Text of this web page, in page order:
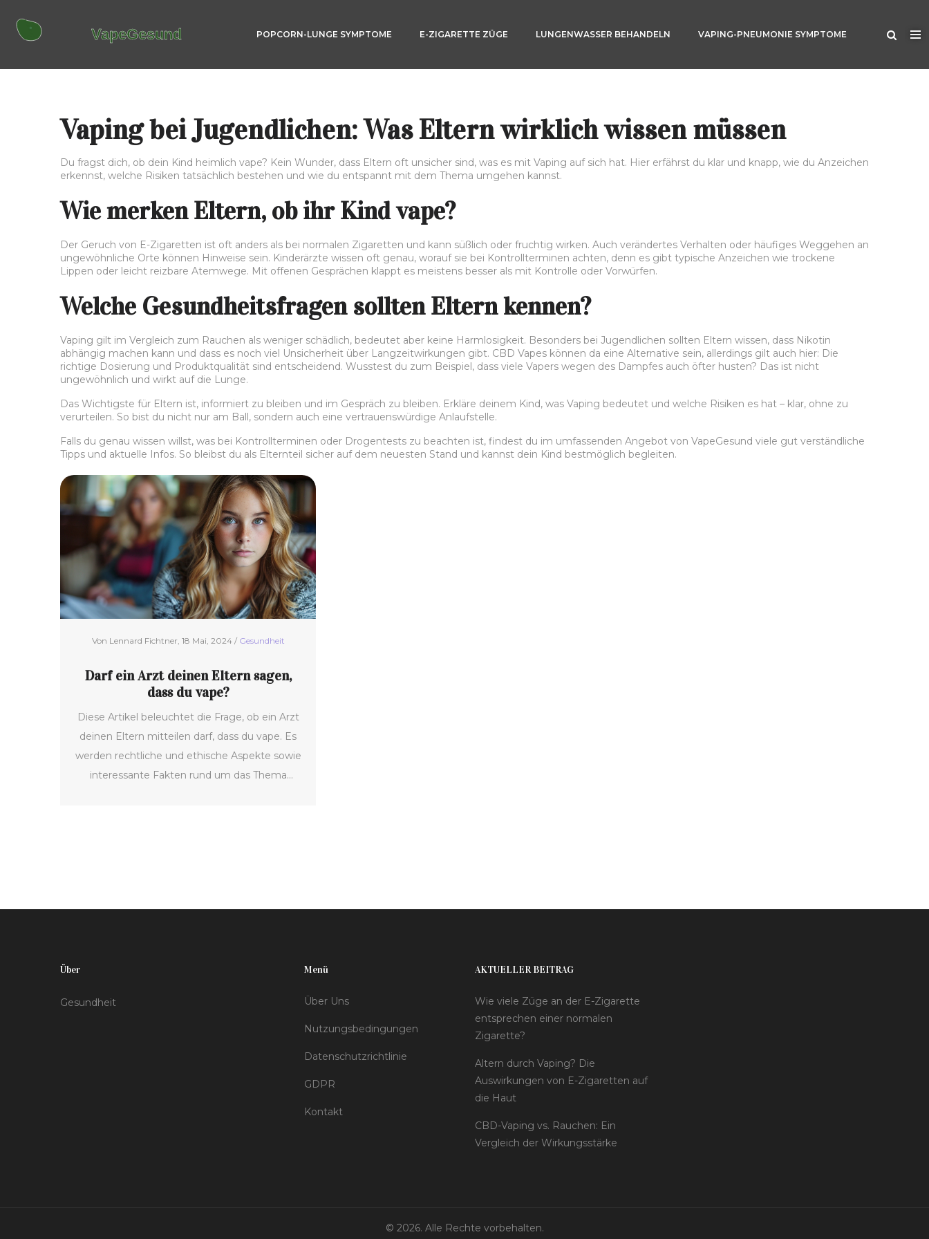
POPCORN-LUNGE SYMPTOME E-ZIGARETTE ZÜGE LUNGENWASSER BEHANDELN VAPING-PNEUMONIE SYMPTOME
Vaping bei Jugendlichen: Was Eltern wirklich wissen müssen
Du fragst dich, ob dein Kind heimlich vape? Kein Wunder, dass Eltern oft unsicher sind, was es mit Vaping auf sich hat. Hier erfährst du klar und knapp, wie du Anzeichen
erkennst, welche Risiken tatsächlich bestehen und wie du entspannt mit dem Thema umgehen kannst.
Wie merken Eltern, ob ihr Kind vape?
Der Geruch von E-Zigaretten ist oft anders als bei normalen Zigaretten und kann süßlich oder fruchtig wirken. Auch verändertes Verhalten oder häufiges Weggehen an
ungewöhnliche Orte können Hinweise sein. Kinderärzte wissen oft genau, worauf sie bei Kontrollterminen achten, denn es gibt typische Anzeichen wie trockene
Lippen oder leicht reizbare Atemwege. Mit offenen Gesprächen klappt es meistens besser als mit Kontrolle oder Vorwürfen.
Welche Gesundheitsfragen sollten Eltern kennen?
Vaping gilt im Vergleich zum Rauchen als weniger schädlich, bedeutet aber keine Harmlosigkeit. Besonders bei Jugendlichen sollten Eltern wissen, dass Nikotin
abhängig machen kann und dass es noch viel Unsicherheit über Langzeitwirkungen gibt. CBD Vapes können da eine Alternative sein, allerdings gilt auch hier: Die
richtige Dosierung und Produktqualität sind entscheidend. Wusstest du zum Beispiel, dass viele Vapers wegen des Dampfes auch öfter husten? Das ist nicht
ungewöhnlich und wirkt auf die Lunge.
Das Wichtigste für Eltern ist, informiert zu bleiben und im Gespräch zu bleiben. Erkläre deinem Kind, was Vaping bedeutet und welche Risiken es hat – klar, ohne zu
verurteilen. So bist du nicht nur am Ball, sondern auch eine vertrauenswürdige Anlaufstelle.
Falls du genau wissen willst, was bei Kontrollterminen oder Drogentests zu beachten ist, findest du im umfassenden Angebot von VapeGesund viele gut verständliche
Tipps und aktuelle Infos. So bleibst du als Elternteil sicher auf dem neuesten Stand und kannst dein Kind bestmöglich begleiten.
Von Lennard Fichtner, 18 Mai, 2024 / Gesundheit
Darf ein Arzt deinen Eltern sagen,
dass du vape?
Diese Artikel beleuchtet die Frage, ob ein Arzt
deinen Eltern mitteilen darf, dass du vape. Es
werden rechtliche und ethische Aspekte sowie
interessante Fakten rund um das Thema
Über
Gesundheit
Menü
Über Uns
Nutzungsbedingungen
Datenschutzrichtlinie
GDPR
Kontakt
AKTUELLER BEITRAG
Wie viele Züge an der E-Zigarette
entsprechen einer normalen
Zigarette?
Altern durch Vaping? Die
Auswirkungen von E-Zigaretten auf
die Haut
CBD-Vaping vs. Rauchen: Ein
Vergleich der Wirkungsstärke
© 2026. Alle Rechte vorbehalten.